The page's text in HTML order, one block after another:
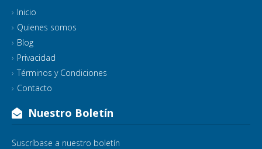
Inicio
Quienes somos
Blog
Privacidad
Términos y Condiciones
Contacto
Nuestro Boletín
Suscríbase a nuestro boletín